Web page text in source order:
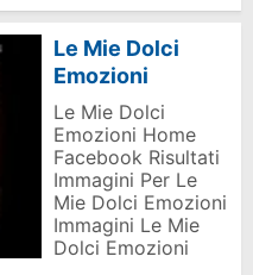
Le Mie Dolci
Emozioni
Le Mie Dolci
Emozioni Home
Facebook Risultati
Immagini Per Le
Mie Dolci Emozioni
Immagini Le Mie
Dolci Emozioni